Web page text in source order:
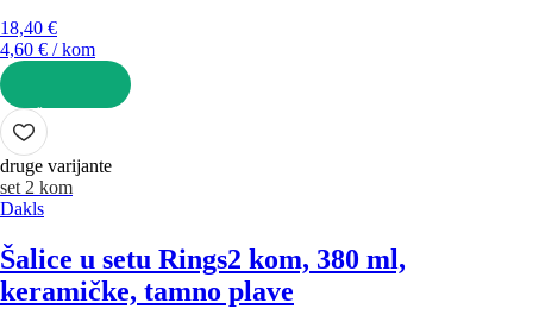
18,40 €
4,60 € / kom
U KOŠARICU
druge varijante
set 2 kom
Dakls
Šalice u setu Rings2 kom, 380 ml,
keramičke, tamno plave